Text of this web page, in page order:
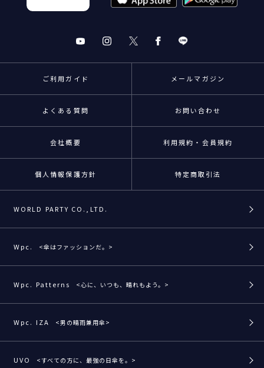
ご利用ガイド メールマガジン
よくある質問 お問い合わせ
会社概要 利用規約・会員規約
個人情報保護方針 特定商取引法
WORLD PARTY CO.,LTD.
Wpc. <傘はファッションだ。>
Wpc. Patterns <心に、いつも、晴れもよう。>
Wpc. IZA <男の晴雨兼用傘>
UVO <すべての方に、最強の日傘を。>